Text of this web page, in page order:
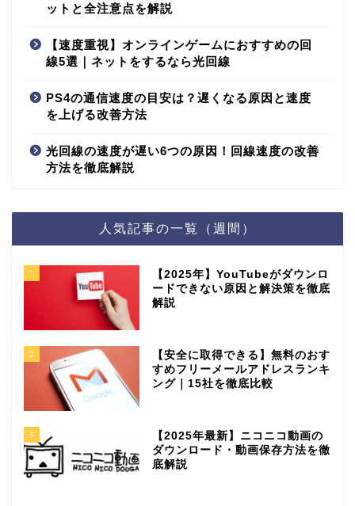
ットと全注意点を解説
【速度重視】オンラインゲームにおすすめの回
線5選｜ネットをするなら光回線
PS4の通信速度の目安は？遅くなる原因と速度
を上げる改善方法
光回線の速度が遅い6つの原因！回線速度の改善
方法を徹底解説
人気記事の一覧（週間）
1
【2025年】YouTubeがダウンロ
ードできない原因と解決策を徹底
解説
2
【安全に取得できる】無料のおす
すめフリーメールアドレスランキ
ング｜15社を徹底比較
3
【2025年最新】ニコニコ動画の
ダウンロード・動画保存方法を徹
底解説